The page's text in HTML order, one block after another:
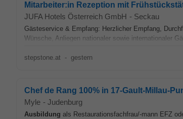
Mitarbeiter:in Rezeption mit
JUFA Hotels Österreich GmbH - Seckau
Gästeservice & Empfang: Herzlicher Empfang,
Wünsche, Anliegen nationaler sowie internationaler
stepstone.at - gestern
Chef de Rang 100% in 17-Gault-Millau-
Myle - Judenburg
Ausbildung als Restaurationsfachfrau/-mann EFZ